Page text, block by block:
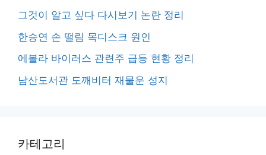
그것이 알고 싶다 다시보기 논란 정리
한승연 손 떨림 목디스크 원인
에볼라 바이러스 관련주 급등 현황 정리
남산도서관 도깨비터 재물운 성지
카테고리